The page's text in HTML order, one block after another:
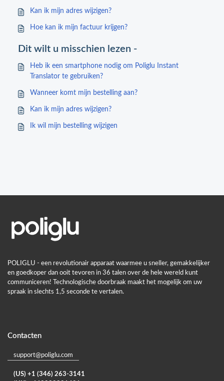
Kan ik mijn adres wijzigen?
Hoe kan ik mijn factuur krijgen?
Dit wilt u misschien lezen -
Heb ik een smartphone nodig om Poliglu Instant
Translator te gebruiken?
Wanneer komt mijn bestelling aan?
Kan ik mijn adres wijzigen?
Ik wil mijn bestelling wijzigen
POLIGLU - een revolutionair apparaat waarmee u sneller, gemakkelijker
en goedkoper dan ooit tevoren in 36 talen over de hele wereld kunt
communiceren! Technologische doorbraak maakt het mogelijk om uw
spraak in slechts 1,5 seconde te vertalen.
Contacten
support@poliglu.com
(US) +1 (346) 263-3141